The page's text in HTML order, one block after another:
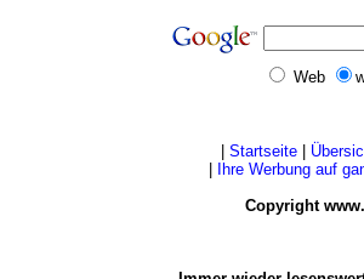
Web
Startseite
Ihre Werbung auf
Copyright